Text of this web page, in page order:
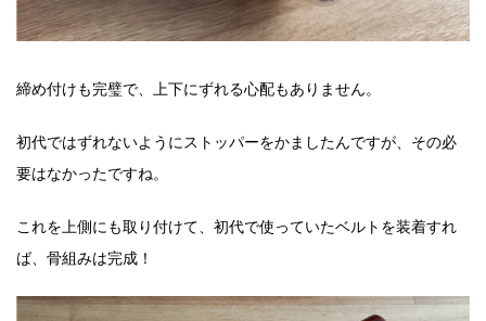
締め付けも完璧で、上下にずれる心配もありません。
初代ではずれないようにストッパーをかましたんですが、その必
要はなかったですね。
これを上側にも取り付けて、初代で使っていたベルトを装着すれ
ば、骨組みは完成！